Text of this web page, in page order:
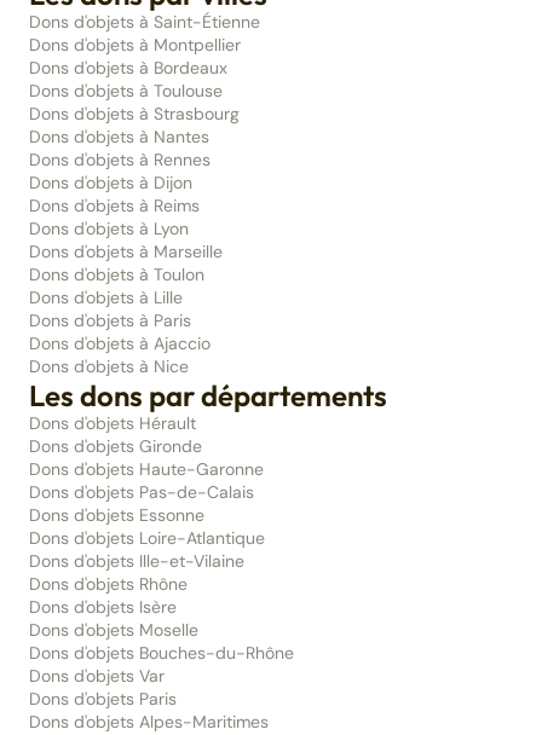
Dons d'objets à Saint-Étienne
Dons d'objets à Montpellier
Dons d'objets à Bordeaux
Dons d'objets à Toulouse
Dons d'objets à Strasbourg
Dons d'objets à Nantes
Dons d'objets à Rennes
Dons d'objets à Dijon
Dons d'objets à Reims
Dons d'objets à Lyon
Dons d'objets à Marseille
Dons d'objets à Toulon
Dons d'objets à Lille
Dons d'objets à Paris
Dons d'objets à Ajaccio
Dons d'objets à Nice
Les dons par départements
Dons d'objets Hérault
Dons d'objets Gironde
Dons d'objets Haute-Garonne
Dons d'objets Pas-de-Calais
Dons d'objets Essonne
Dons d'objets Loire-Atlantique
Dons d'objets Ille-et-Vilaine
Dons d'objets Rhône
Dons d'objets Isère
Dons d'objets Moselle
Dons d'objets Bouches-du-Rhône
Dons d'objets Var
Dons d'objets Paris
Dons d'objets Alpes-Maritimes